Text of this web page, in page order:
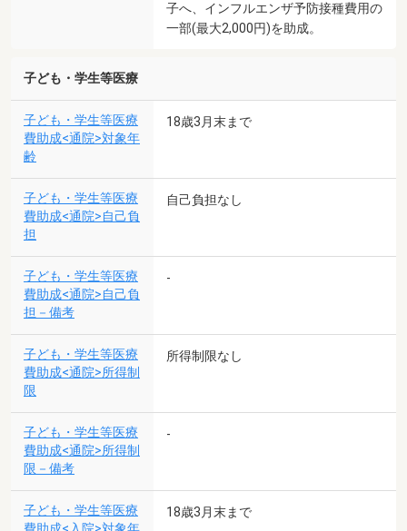
子へ、インフルエンザ予防接種費用の
一部(最大2,000円)を助成。
子ども・学生等医療
子ども・学生等医療
費助成<通院>対象年
齢
18歳3月末まで
子ども・学生等医療
費助成<通院>自己負
担
自己負担なし
子ども・学生等医療
費助成<通院>自己負
担－備考
-
子ども・学生等医療
費助成<通院>所得制
限
所得制限なし
子ども・学生等医療
費助成<通院>所得制
限－備考
-
子ども・学生等医療
18歳3月末まで